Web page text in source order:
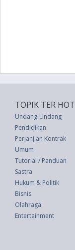
TOPIK TER HOT
Undang-Undang
Pendidikan
Perjanjian Kontrak
Umum
Tutorial / Panduan
Sastra
Hukum & Politik
Bisnis
Olahraga
Entertainment